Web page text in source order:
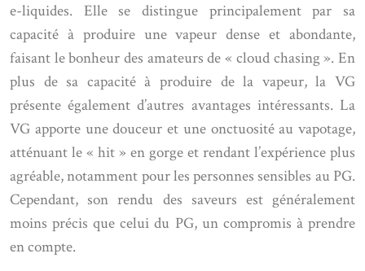
e-liquides. Elle se distingue principalement par sa
capacité à produire une vapeur dense et abondante,
faisant le bonheur des amateurs de « cloud chasing ». En
plus de sa capacité à produire de la vapeur, la VG
présente également d’autres avantages intéressants. La
VG apporte une douceur et une onctuosité au vapotage,
atténuant le « hit » en gorge et rendant l’expérience plus
agréable, notamment pour les personnes sensibles au PG.
Cependant, son rendu des saveurs est généralement
moins précis que celui du PG, un compromis à prendre
en compte.